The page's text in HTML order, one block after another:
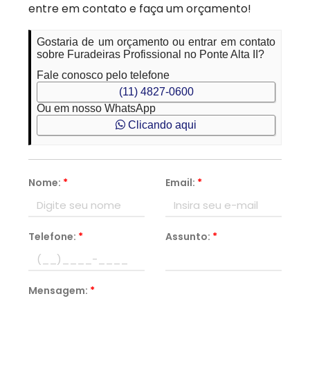
entre em contato e faça um orçamento!
Gostaria de um orçamento ou entrar em contato
sobre Furadeiras Profissional no Ponte Alta II?
Fale conosco pelo telefone
(11) 4827-0600
Ou em nosso WhatsApp
Clicando aqui
Nome: * Email: *
Telefone: * Assunto: *
Mensagem: *